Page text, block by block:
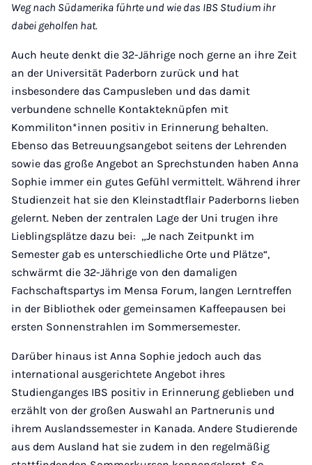
Weg nach Südamerika führte und wie das IBS Studium ihr
dabei geholfen hat.
Auch heute denkt die 32-Jährige noch gerne an ihre Zeit
an der Universität Paderborn zurück und hat
insbesondere das Campusleben und das damit
verbundene schnelle Kontakteknüpfen mit
Kommiliton*innen positiv in Erinnerung behalten.
Ebenso das Betreuungsangebot seitens der Lehrenden
sowie das große Angebot an Sprechstunden haben Anna
Sophie immer ein gutes Gefühl vermittelt. Während ihrer
Studienzeit hat sie den Kleinstadtflair Paderborns lieben
gelernt. Neben der zentralen Lage der Uni trugen ihre
Lieblingsplätze dazu bei: „Je nach Zeitpunkt im
Semester gab es unterschiedliche Orte und Plätze“,
schwärmt die 32-Jährige von den damaligen
Fachschaftspartys im Mensa Forum, langen Lerntreffen
in der Bibliothek oder gemeinsamen Kaffeepausen bei
ersten Sonnenstrahlen im Sommersemester.
Darüber hinaus ist Anna Sophie jedoch auch das
international ausgerichtete Angebot ihres
Studienganges IBS positiv in Erinnerung geblieben und
erzählt von der großen Auswahl an Partnerunis und
ihrem Auslandssemester in Kanada. Andere Studierende
aus dem Ausland hat sie zudem in den regelmäßig